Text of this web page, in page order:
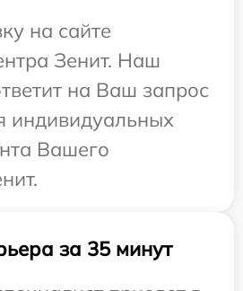
на сайте
Зенит. Наш
на Ваш запрос
индивидуальных
Вашего
за 35 минут